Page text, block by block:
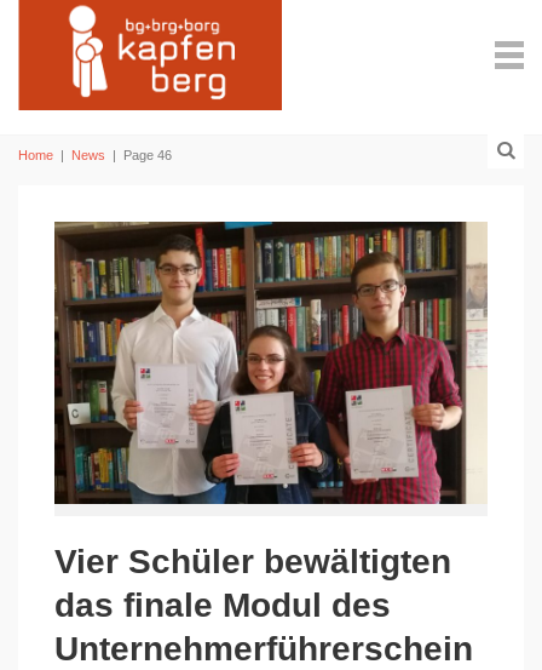
Home | News | Page 46
Vier Schüler bewältigten
das finale Modul des
Unternehmerführerschein